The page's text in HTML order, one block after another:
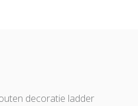
decoratie ladder